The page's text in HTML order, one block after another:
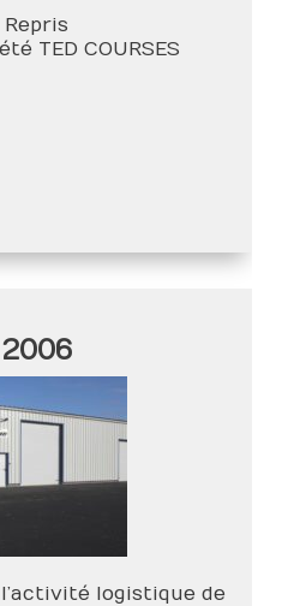
Repris
TED COURSES
2006
logistique de